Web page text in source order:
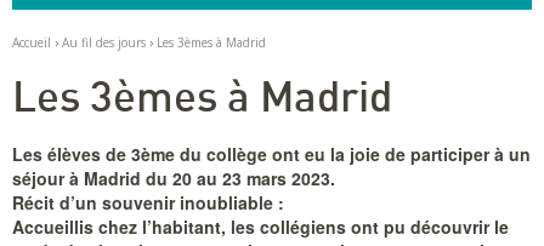
Accueil › Au fil des jours › Les 3èmes à Madrid
Les 3èmes à Madrid
Les élèves de 3ème du collège ont eu la joie de participer à un
séjour à Madrid du 20 au 23 mars 2023.
Récit d’un souvenir inoubliable :
Accueillis chez l’habitant, les collégiens ont pu découvrir le